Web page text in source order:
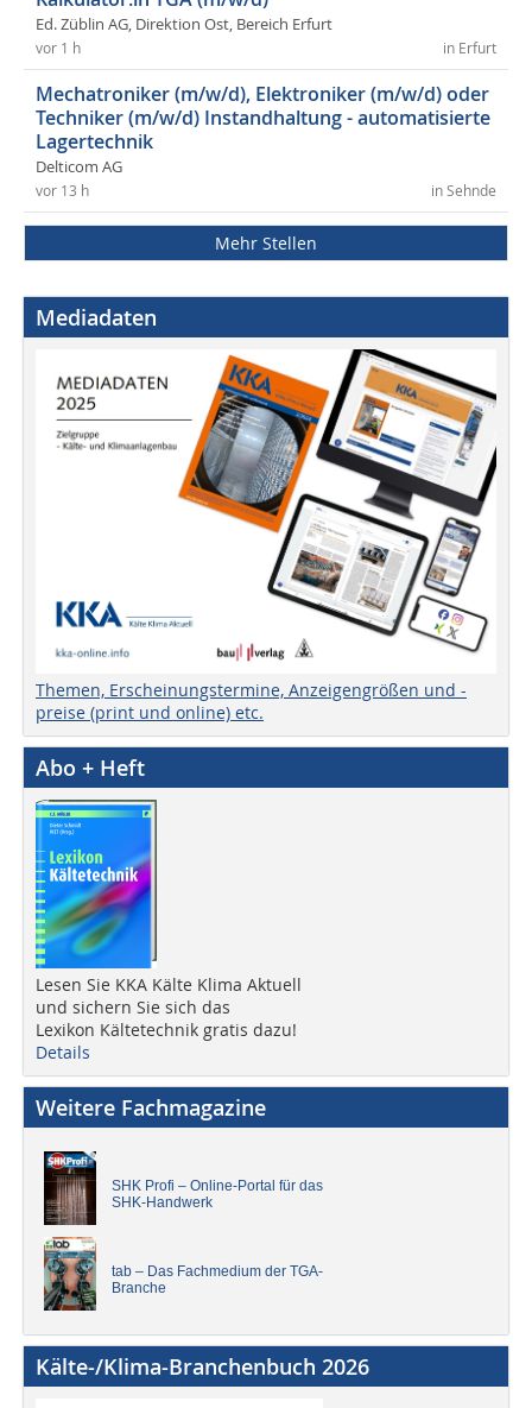
Ed. Züblin AG, Direktion Ost, Bereich Erfurt
in Erfurt
vor 1 h
Mechatroniker (m/w/d), Elektroniker (m/w/d) oder
Techniker (m/w/d) Instandhaltung - automatisierte
Lagertechnik
Delticom AG
in Sehnde
vor 13 h
Mehr Stellen
Mediadaten
Themen, Erscheinungstermine, Anzeigengrößen und -
preise (print und online) etc.
Abo + Heft
Lesen Sie KKA Kälte Klima Aktuell
und sichern Sie sich das
Lexikon Kältetechnik gratis dazu!
Details
Weitere Fachmagazine
SHK Profi – Online-Portal für das
SHK-Handwerk
tab – Das Fachmedium der TGA-
Branche
Kälte-/Klima-Branchenbuch 2026